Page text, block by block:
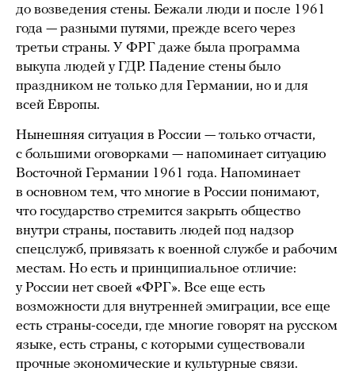
до возведения стены. Бежали люди и после 1961
года — разными путями, прежде всего через
третьи страны. У ФРГ даже была программа
выкупа людей у ГДР. Падение стены было
праздником не только для Германии, но и для
всей Европы.
Нынешняя ситуация в России — только отчасти,
с большими оговорками — напоминает ситуацию
Восточной Германии 1961 года. Напоминает
в основном тем, что многие в России понимают,
что государство стремится закрыть общество
внутри страны, поставить людей под надзор
спецслужб, привязать к военной службе и рабочим
местам. Но есть и принципиальное отличие:
у России нет своей «ФРГ». Все еще есть
возможности для внутренней эмиграции, все еще
есть страны-соседи, где многие говорят на русском
языке, есть страны, с которыми существовали
прочные экономические и культурные связи.